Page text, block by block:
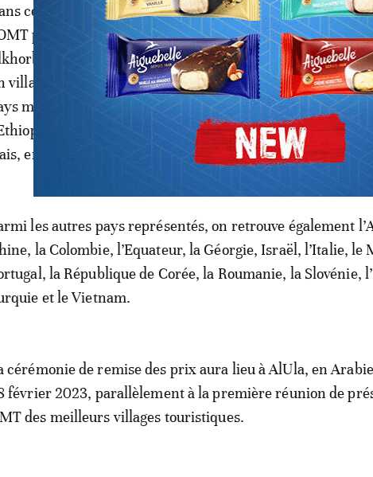
ce classement, qui s’inscrit dans le projet phare du
pour le développement rural, figurent deux
village fortifié de la province d'Errachidia, et
village de pêcheurs dans la province d'Essaouira. Le
maghrébin à intégrer ce classement et le deuxième
Les pays arabes sont également représentés par
en Jordanie, et la vieille ville d'AlUla, en Arabie
les autres pays représentés, on retrouve également
la Colombie, l’Equateur, la Géorgie, Israël, l’Italie, le
la République de Corée, la Roumanie, la Slovénie,
et le Vietnam.
cérémonie de remise des prix aura lieu à AlUla, en
février 2023, parallèlement à la première réunion de
des meilleurs villages touristiques.